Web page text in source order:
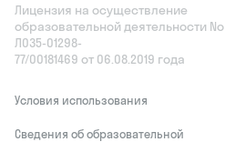
Лицензия на осуществление
образовательной деятельности No
Л035‑01298-
77/00181469 от 06.08.2019 года
Условия использования
Сведения об образовательной